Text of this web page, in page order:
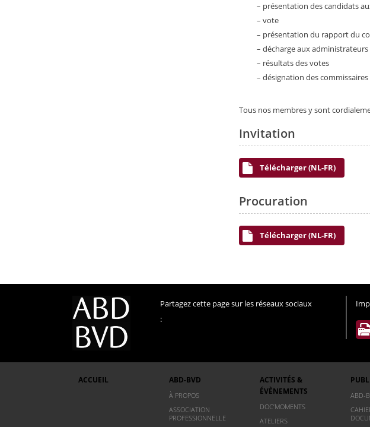
– présentation des candidats
– vote
– présentation du rapport du
– décharge aux administrateurs
– résultats des votes
– désignation des
​Tous nos membres y sont
Invitation
Télécharger (NL-FR)
Procuration
Télécharger (NL-FR)
Partagez cette page sur les réseaux sociaux
:
ACCUEIL ABD-BVD
À PROPOS
ASSOCIATION
PROFESSIONNELLE
ACTIVITÉS &
ÉVÈNEMENTS
DOC’MOMENTS
ATELIERS
ABD-